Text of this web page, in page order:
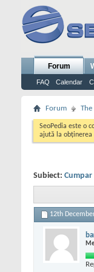
Forum
FAQ Calendar
Forum
SeoPedia este o
ajută la obținerea
Subiect:
12th